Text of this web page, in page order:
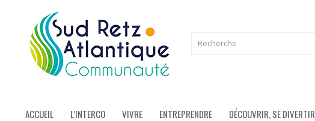
ACCUEIL L’INTERCO VIVRE ENTREPRENDRE DÉCOUVRIR, SE DIVERTIR